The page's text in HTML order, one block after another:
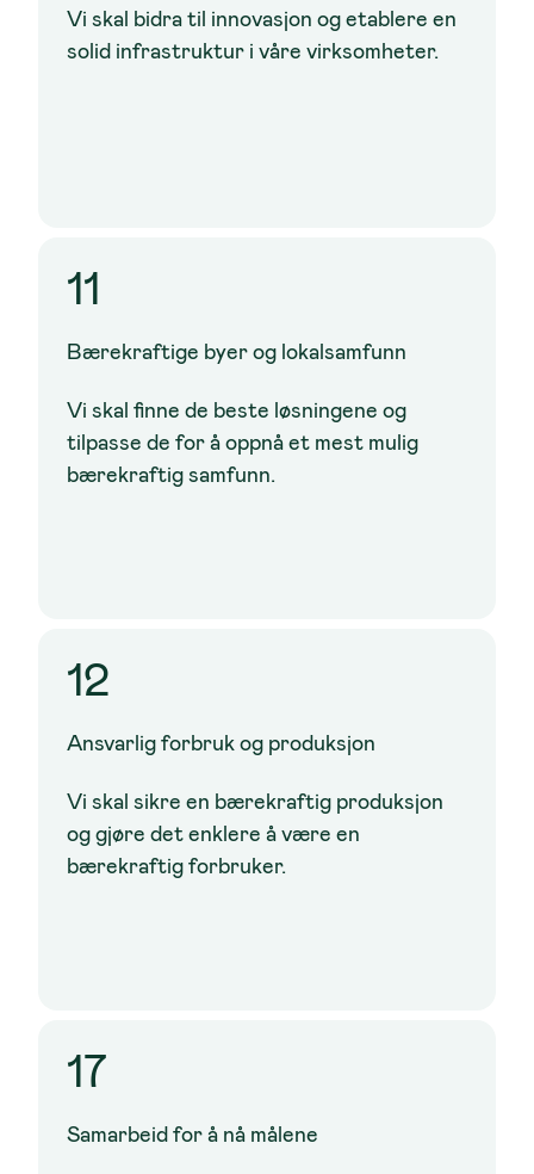
Vi skal bidra til innovasjon og etablere en
solid infrastruktur i våre virksomheter.
11
Bærekraftige byer og lokalsamfunn
Vi skal finne de beste løsningene og
tilpasse de for å oppnå et mest mulig
bærekraftig samfunn.
12
Ansvarlig forbruk og produksjon
Vi skal sikre en bærekraftig produksjon
og gjøre det enklere å være en
bærekraftig forbruker.
17
Samarbeid for å nå målene